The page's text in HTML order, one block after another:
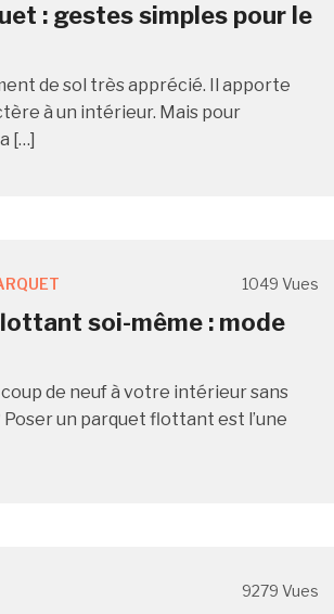
: gestes simples pour le
de sol très apprécié. Il apporte
à un intérieur. Mais pour
[…]
1049 Vues
soi-même : mode
de neuf à votre intérieur sans
un parquet flottant est l’une
9279 Vues